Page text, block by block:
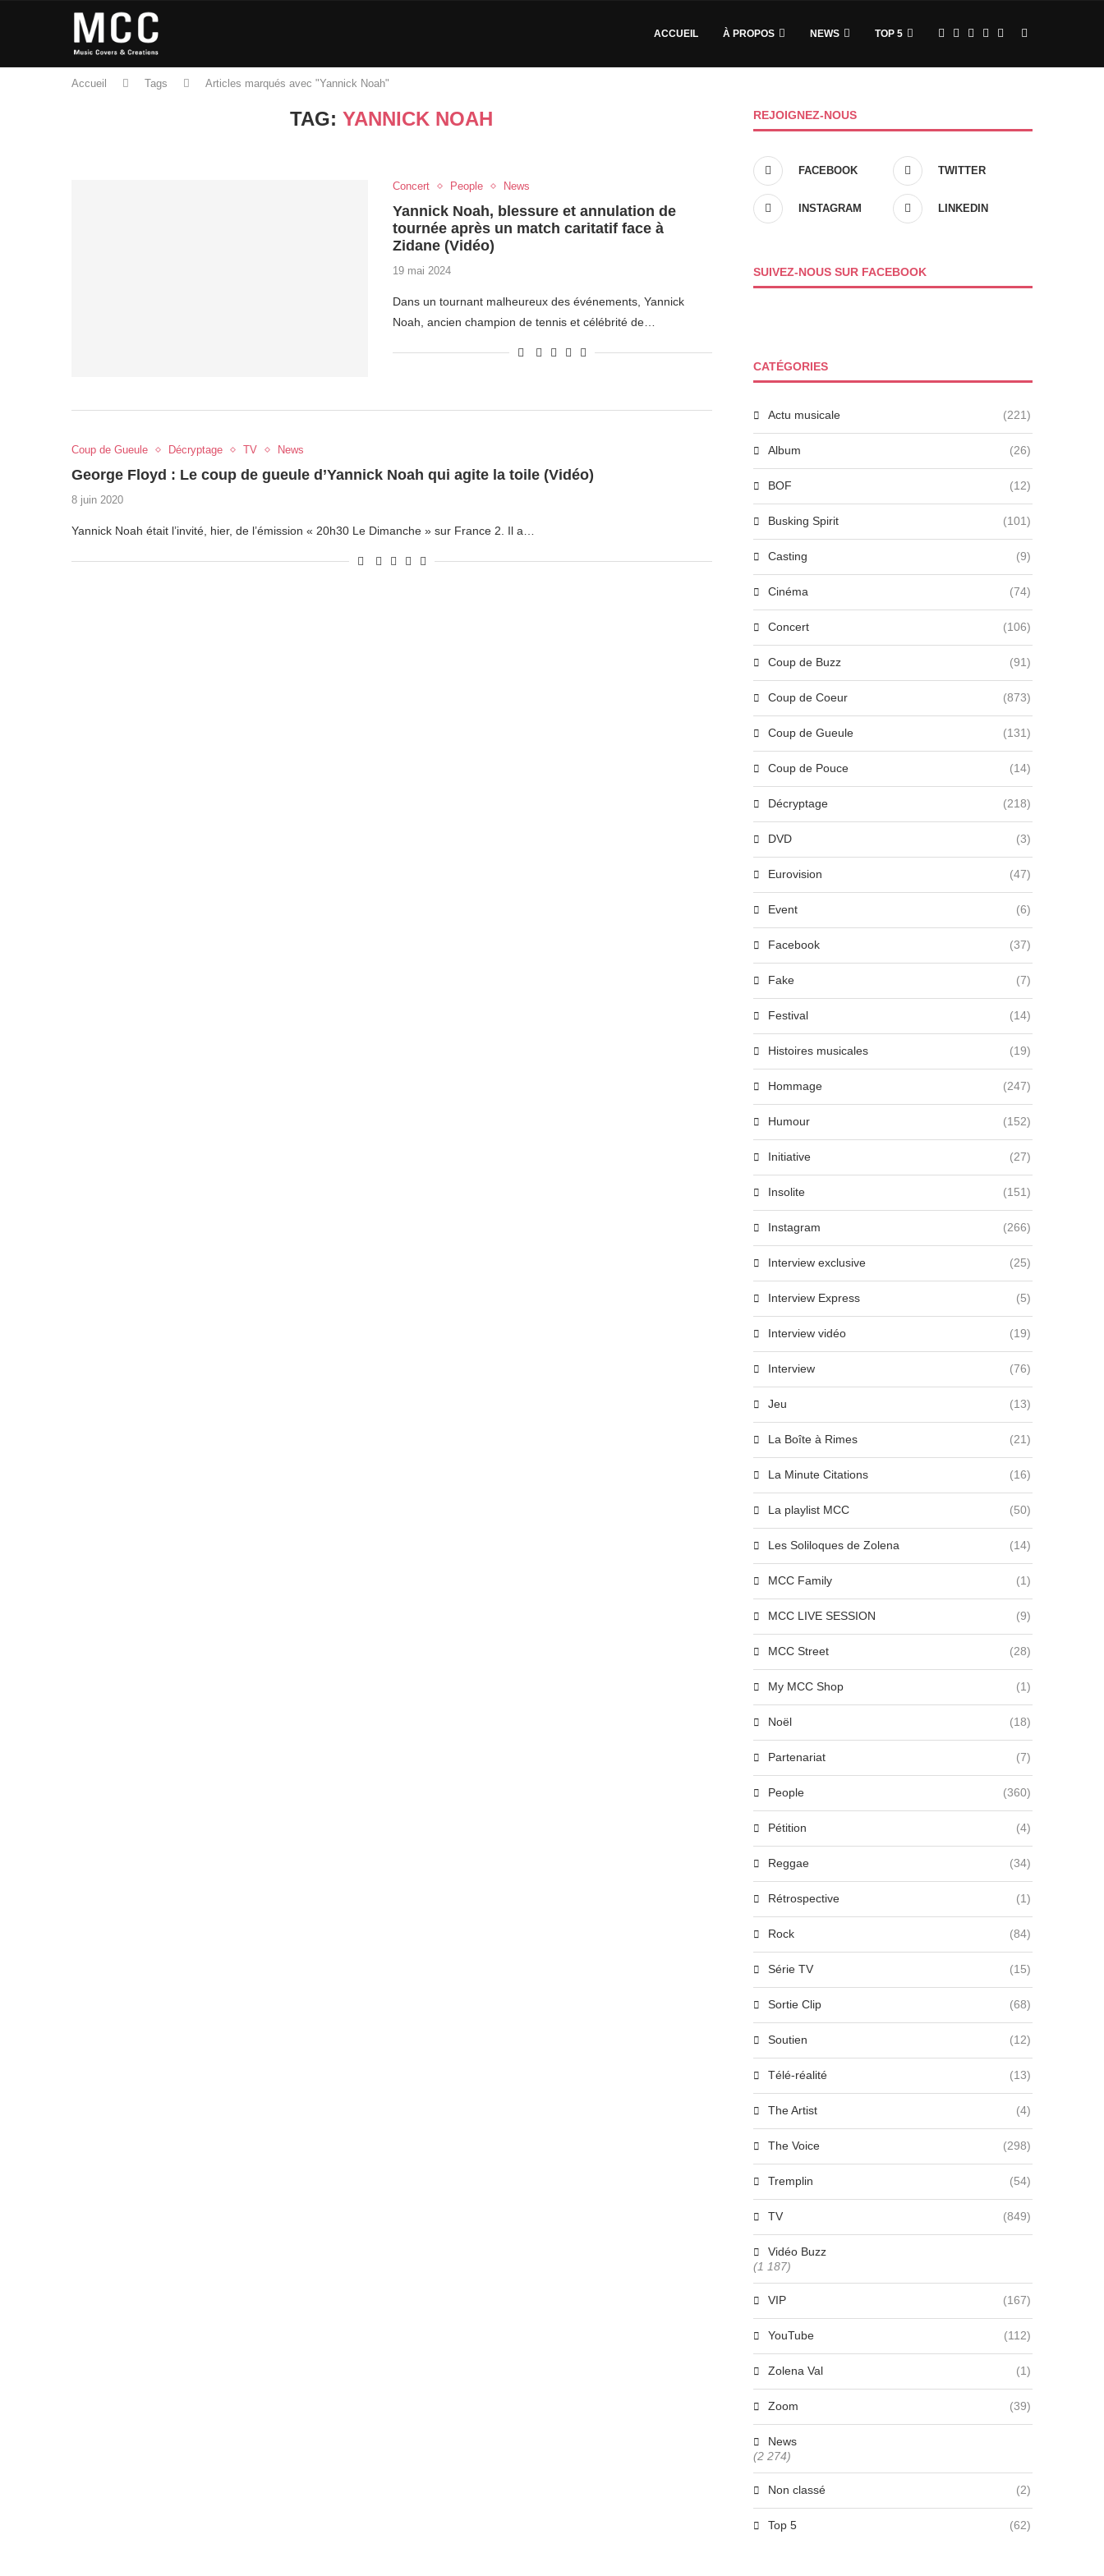
ACCUEIL À PROPOS NEWS TOP 5
Accueil Tags Articles marqués avec "Yannick Noah"
TAG:YANNICK NOAH
Concert People News
Yannick Noah, blessure et annulation de
tournée après un match caritatif face à
Zidane (Vidéo)
19 mai 2024
Dans un tournant malheureux des événements, Yannick
Noah, ancien champion de tennis et célébrité de…
Coup de Gueule Décryptage TV News
George Floyd : Le coup de gueule d’Yannick Noah qui agite la toile (Vidéo)
8 juin 2020
Yannick Noah était l’invité, hier, de l’émission « 20h30 Le Dimanche » sur France 2. Il a…
REJOIGNEZ-NOUS
FACEBOOK TWITTER
INSTAGRAM LINKEDIN
SUIVEZ-NOUS SUR FACEBOOK
CATÉGORIES
Actu musicale (221)
Album (26)
BOF (12)
Busking Spirit (101)
Casting (9)
Cinéma (74)
Concert (106)
Coup de Buzz (91)
Coup de Coeur (873)
Coup de Gueule (131)
Coup de Pouce (14)
Décryptage (218)
DVD (3)
Eurovision (47)
Event (6)
Facebook (37)
Fake (7)
Festival (14)
Histoires musicales (19)
Hommage (247)
Humour (152)
Initiative (27)
Insolite (151)
Instagram (266)
Interview exclusive (25)
Interview Express (5)
Interview vidéo (19)
Interview (76)
Jeu (13)
La Boîte à Rimes (21)
La Minute Citations (16)
La playlist MCC (50)
Les Soliloques de Zolena (14)
MCC Family (1)
MCC LIVE SESSION (9)
MCC Street (28)
My MCC Shop (1)
Noël (18)
Partenariat (7)
People (360)
Pétition (4)
Reggae (34)
Rétrospective (1)
Rock (84)
Série TV (15)
Sortie Clip (68)
Soutien (12)
Télé-réalité (13)
The Artist (4)
The Voice (298)
Tremplin (54)
TV (849)
Vidéo Buzz
(1 187)
VIP (167)
YouTube (112)
Zolena Val (1)
Zoom (39)
News
(2 274)
Non classé (2)
Top 5 (62)